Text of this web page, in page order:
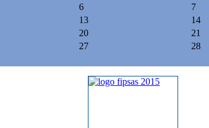
6 7
13 14
20 21
27 28